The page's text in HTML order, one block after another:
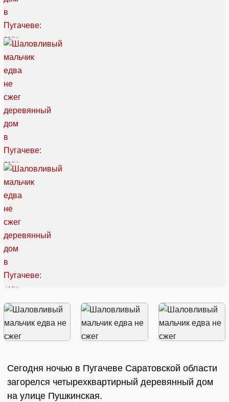
Сегодня ночью в Пугачеве Саратовской области
загорелся четырехквартирный деревянный дом
на улице Пушкинская.